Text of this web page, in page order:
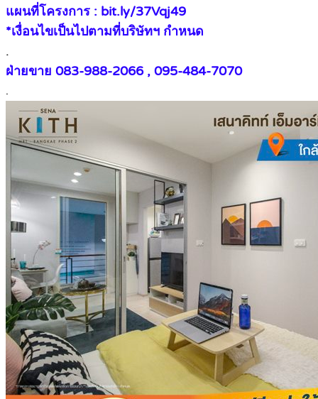
แผนที่โครงการ : bit.ly/37Vqj49
*เงื่อนไขเป็นไปตามที่บริษัทฯ กำหนด
.
ฝ่ายขาย 083-988-2066 , 095-484-7070
.